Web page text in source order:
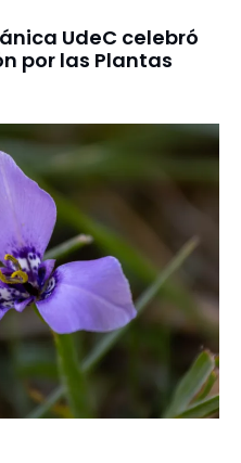
UdeC celebró
por las Plantas